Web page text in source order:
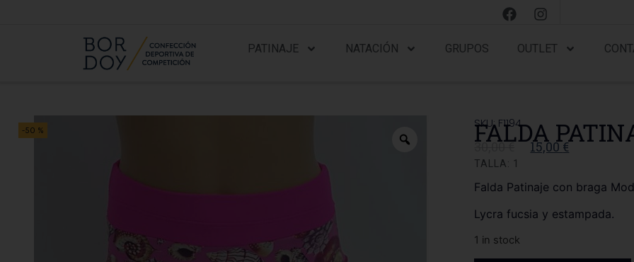
PATINAJE NATACIÓN GRUPOS OUTLET
-50 % SKU: F1194
FALDA
30,00€ 15,00€
TALLA: 1
Falda Patinaje con braga
Lycra fucsia y estampada.
1 in stock